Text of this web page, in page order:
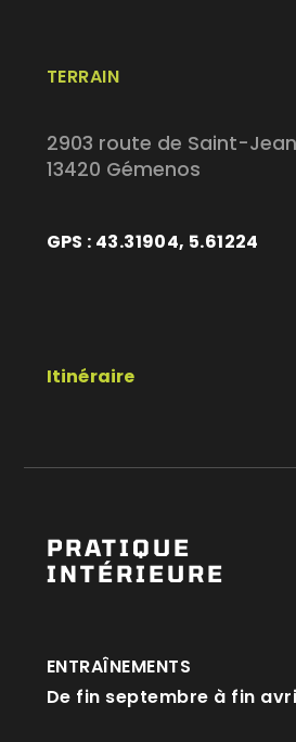
TERRAIN
2903 route de Saint-
13420 Gémenos
GPS : 43.31904, 5.61224
Itinéraire
PRATIQUE
INTÉRIEURE
ENTRAÎNEMENTS
De fin septembre à fin